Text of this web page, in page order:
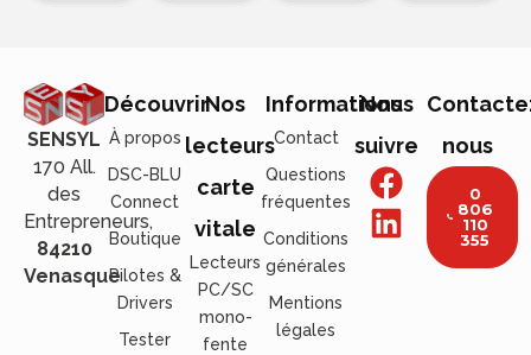
SENSYL
170 All.
des
Entrepreneurs,
84210
Venasque
Découvrir
À propos
DSC-BLU
Connect
Boutique
Pilotes &
Drivers
Tester
Nos
lecteurs
carte
vitale
Lecteurs
PC/SC
mono-
fente
Informations
Contact
Questions
fréquentes
Conditions
générales
Mentions
légales
Nous
suivre
nous
0
806
110
355